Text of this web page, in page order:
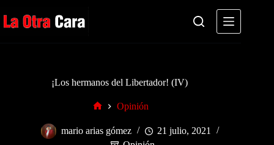
al
contenido
¡Los hermanos del Libertador! (IV)
Opinión
mario arias gómez
21 julio, 2021